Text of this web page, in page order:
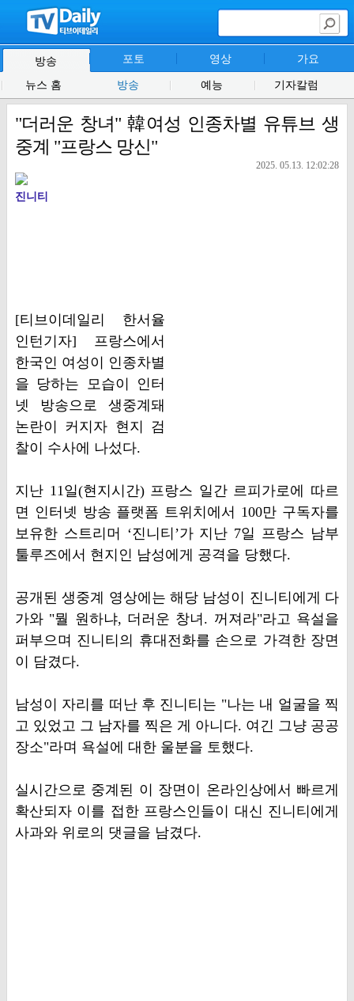
방송 포토 영상 가요
뉴스 홈 방송 예능 기자칼럼
"더러운 창녀" 韓여성 인종차별 유튜브 생
중계 "프랑스 망신"
2025. 05.13. 12:02:28
진니티
[티브이데일리 한서율
인턴기자] 프랑스에서
한국인 여성이 인종차별
을 당하는 모습이 인터
넷 방송으로 생중계돼
논란이 커지자 현지 검
찰이 수사에 나섰다.
지난 11일(현지시간) 프랑스 일간 르피가로에 따르
면 인터넷 방송 플랫폼 트위치에서 100만 구독자를
보유한 스트리머 ‘진니티’가 지난 7일 프랑스 남부
툴루즈에서 현지인 남성에게 공격을 당했다.
공개된 생중계 영상에는 해당 남성이 진니티에게 다
가와 "뭘 원하냐, 더러운 창녀. 꺼져라"라고 욕설을
퍼부으며 진니티의 휴대전화를 손으로 가격한 장면
이 담겼다.
남성이 자리를 떠난 후 진니티는 "나는 내 얼굴을 찍
고 있었고 그 남자를 찍은 게 아니다. 여긴 그냥 공공
장소"라며 욕설에 대한 울분을 토했다.
실시간으로 중계된 이 장면이 온라인상에서 빠르게
확산되자 이를 접한 프랑스인들이 대신 진니티에게
사과와 위로의 댓글을 남겼다.